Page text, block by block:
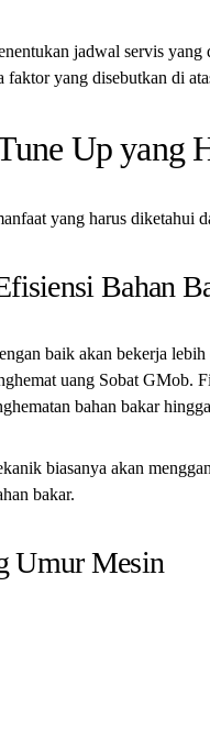
jadwal servis
faktor yang disebutkan di
Up yang
yang harus diketahui
Bahan
baik akan bekerja
uang Sobat GMob.
bahan bakar
biasanya akan
bakar.
Umur Mesin